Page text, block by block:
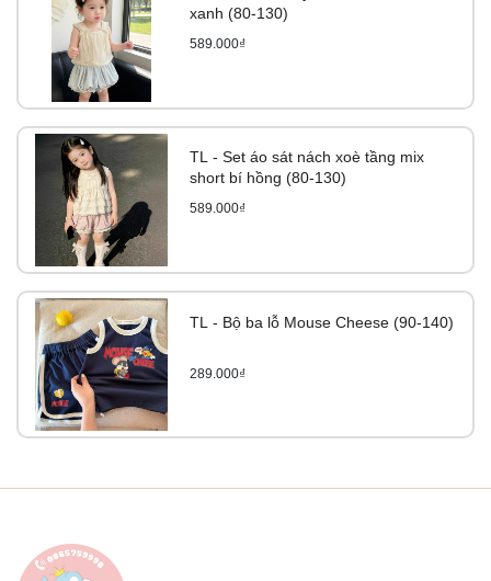
xanh (80-130)
589.000₫
TL - Set áo sát nách xoè tầng mix
short bí hồng (80-130)
589.000₫
TL - Bộ ba lỗ Mouse Cheese (90-140)
289.000₫